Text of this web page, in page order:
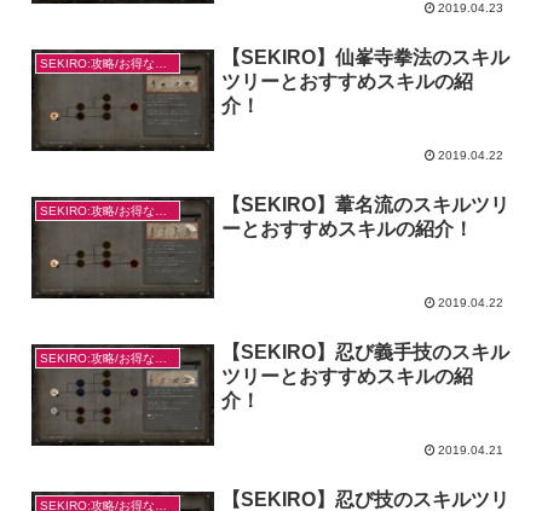
2019.04.23
【SEKIRO】仙峯寺拳法のスキル
ツリーとおすすめスキルの紹
介！
2019.04.22
【SEKIRO】葦名流のスキルツリ
ーとおすすめスキルの紹介！
2019.04.22
【SEKIRO】忍び義手技のスキル
ツリーとおすすめスキルの紹
介！
2019.04.21
【SEKIRO】忍び技のスキルツリ